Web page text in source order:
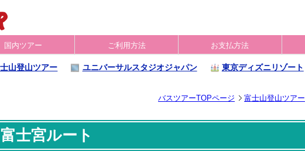
国内ツアー ご利用方法 お支払方法
山登山ツアー ユニバーサルスタジオジャパン 東京ディズニリゾート
バスツアーTOPページ 富士山登山ツアー
士宮ルート